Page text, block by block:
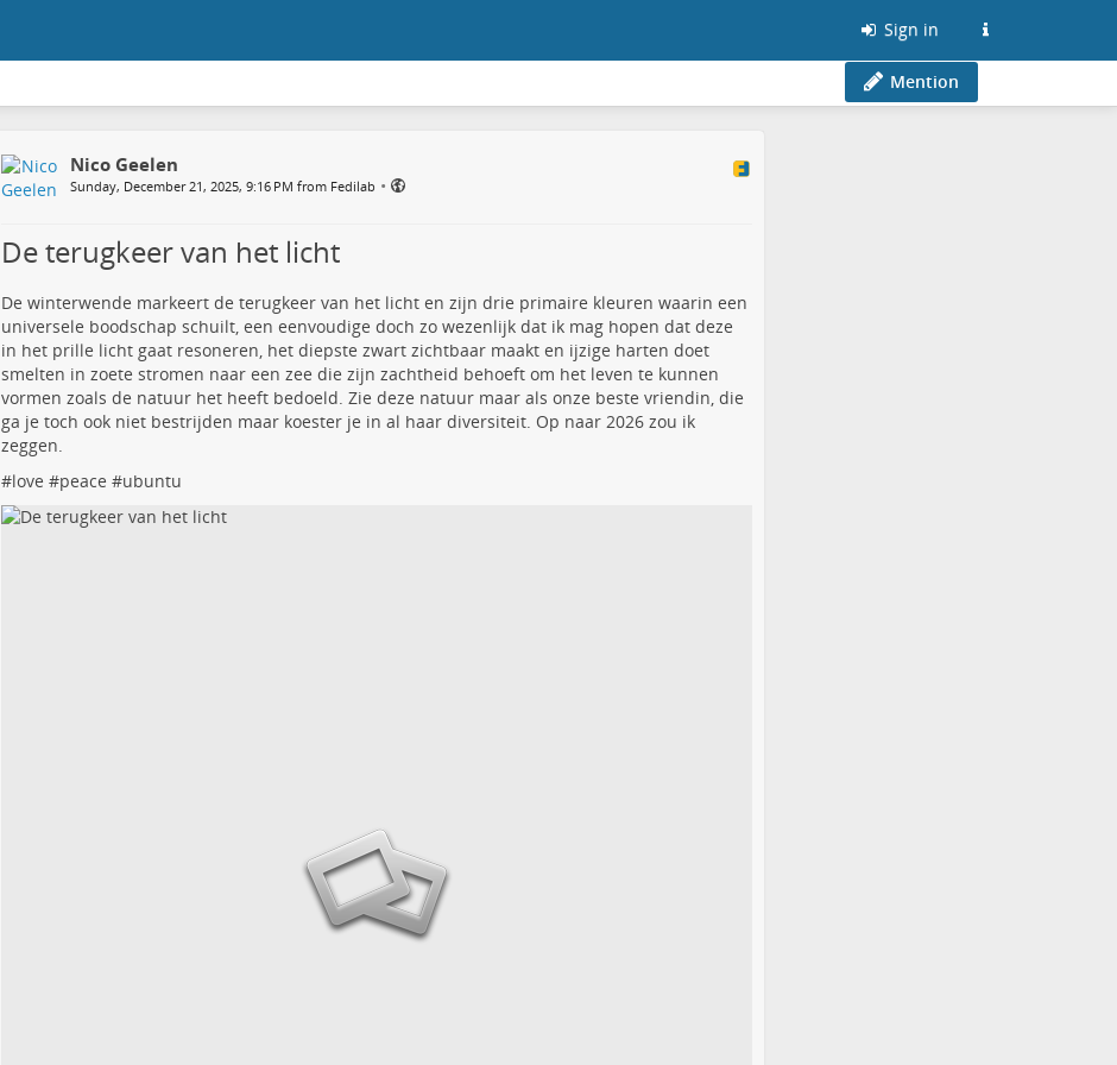
Sign in
Mention
Nico Geelen
Sunday, December 21, 2025, 9:16 PM from Fedilab •
De terugkeer van het licht
De winterwende markeert de terugkeer van het licht en zijn drie primaire kleuren waarin een
universele boodschap schuilt, een eenvoudige doch zo wezenlijk dat ik mag hopen dat deze
in het prille licht gaat resoneren, het diepste zwart zichtbaar maakt en ijzige harten doet
smelten in zoete stromen naar een zee die zijn zachtheid behoeft om het leven te kunnen
vormen zoals de natuur het heeft bedoeld. Zie deze natuur maar als onze beste vriendin, die
ga je toch ook niet bestrijden maar koester je in al haar diversiteit. Op naar 2026 zou ik
zeggen.
#love #peace #ubuntu